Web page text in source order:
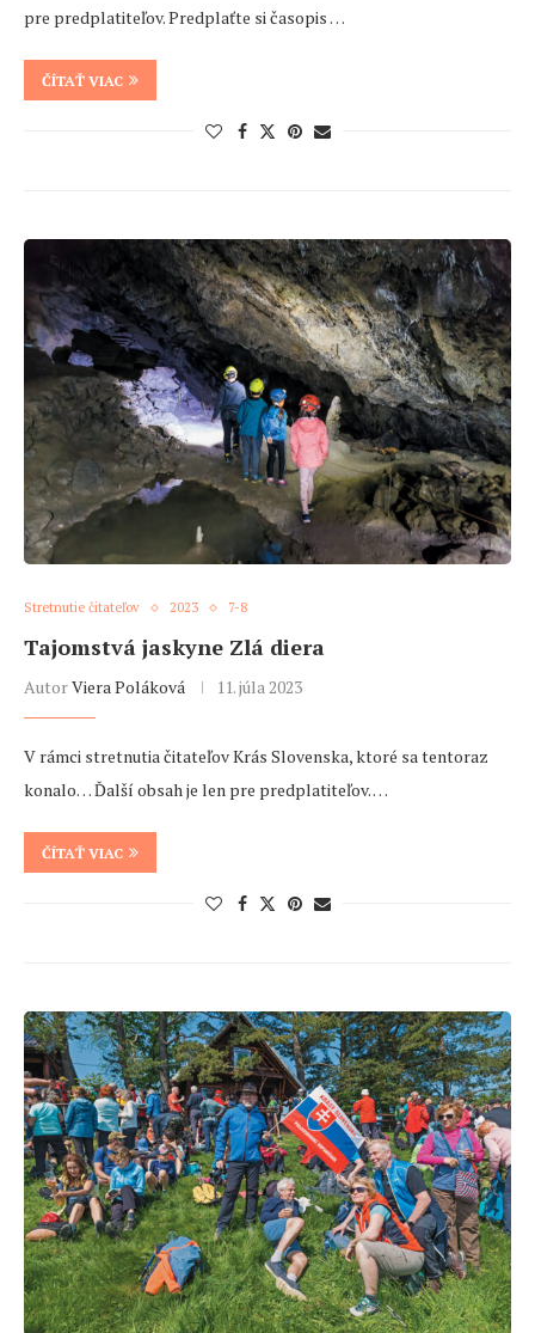
pre predplatiteľov. Predplaťte si časopis …
ČÍTAŤ VIAC
Stretnutie čitateľov 2023 7-8
Tajomstvá jaskyne Zlá diera
AutorViera Poláková 11. júla 2023
V rámci stretnutia čitateľov Krás Slovenska, ktoré sa tentoraz
konalo… Ďalší obsah je len pre predplatiteľov. …
ČÍTAŤ VIAC